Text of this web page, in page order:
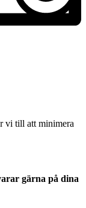
vi till att minimera
gärna på dina